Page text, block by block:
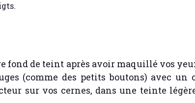
fond de teint après avoir maquillé vos
(comme des petits boutons) avec un
sur vos cernes, dans une teinte